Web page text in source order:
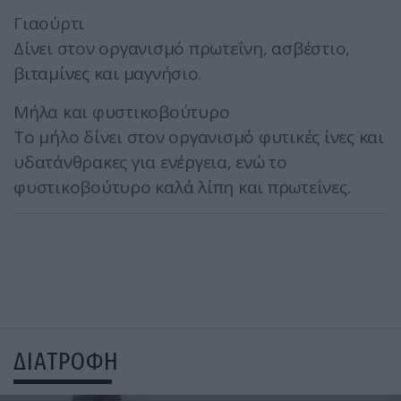
Γιαούρτι
Δίνει στον οργανισμό πρωτεΐνη, ασβέστιο,
βιταμίνες και μαγνήσιο.
Μήλα και φυστικοβούτυρο
Το μήλο δίνει στον οργανισμό φυτικές ίνες και
υδατάνθρακες για ενέργεια, ενώ το
φυστικοβούτυρο καλά λίπη και πρωτεΐνες.
ΔΙΑΤΡΟΦΗ